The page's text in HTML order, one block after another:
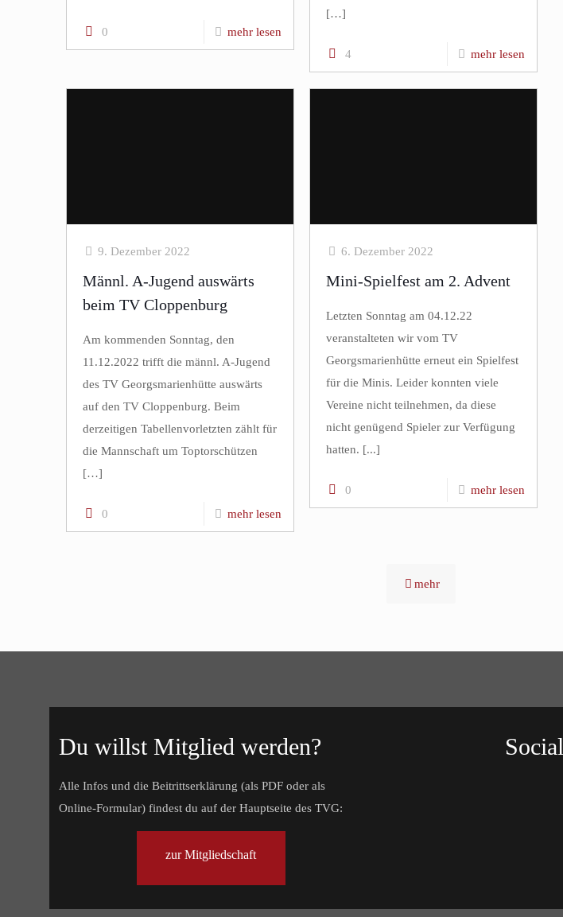
0 mehr lesen
[…]
4 mehr lesen
9. Dezember 2022
Männl. A-Jugend auswärts
beim TV Cloppenburg
Am kommenden Sonntag, den
11.12.2022 trifft die männl. A-Jugend
des TV Georgsmarienhütte auswärts
auf den TV Cloppenburg. Beim
derzeitigen Tabellenvorletzten zählt für
die Mannschaft um Toptorschützen
[…]
0 mehr lesen
6. Dezember 2022
Mini-Spielfest am 2. Advent
Letzten Sonntag am 04.12.22
veranstalteten wir vom TV
Georgsmarienhütte erneut ein Spielfest
für die Minis. Leider konnten viele
Vereine nicht teilnehmen, da diese
nicht genügend Spieler zur Verfügung
hatten. [...]
0 mehr lesen
mehr
Du willst Mitglied werden?
Alle Infos und die Beitrittserklärung (als PDF oder als
Online-Formular) findest du auf der Hauptseite des TVG:
zur Mitgliedschaft
Social